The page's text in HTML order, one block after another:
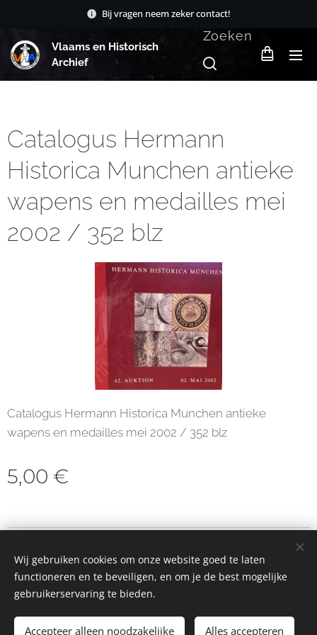
Bij vragen neem zeker contact!
Vlaams en Historisch
Archief
Zoeken
Catalogus Hermann
Historica Munchen antieke
wapens en medailles mei
2002 / 352 blz
Catalogus Hermann Historica Munchen antieke
wapens en medailles mei 2002 / 352 blz
5,00 €
Toevoegen aan de winkelwagen
Cookies
Wij gebruiken cookies om onze website goed te laten
functioneren en te beveiligen, en om je de best mogelijke
gebruikerservaring te bieden.
Accepteer alleen noodzakelijke Alles accepteren